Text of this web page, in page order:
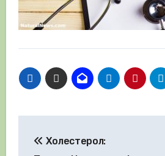
Холестерол: